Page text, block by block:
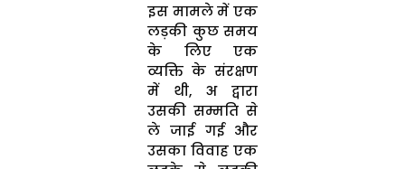
इस मामले में एक
लड़की कुछ समय
के लिए एक
व्यक्ति के संरक्षण
में थी, अ द्वारा
उसकी सम्मति से
ले जाई गई और
उसका विवाह एक